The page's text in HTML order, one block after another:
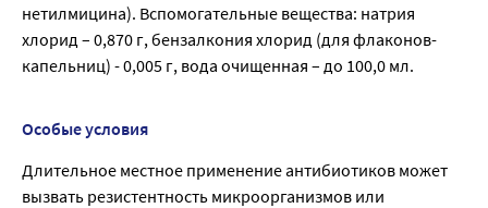
нетилмицина). Вспомогательные вещества: натрия
хлорид – 0,870 г, бензалкония хлорид (для флаконов-
капельниц) - 0,005 г, вода очищенная – до 100,0 мл.
Особые условия
Длительное местное применение антибиотиков может
вызвать резистентность микроорганизмов или